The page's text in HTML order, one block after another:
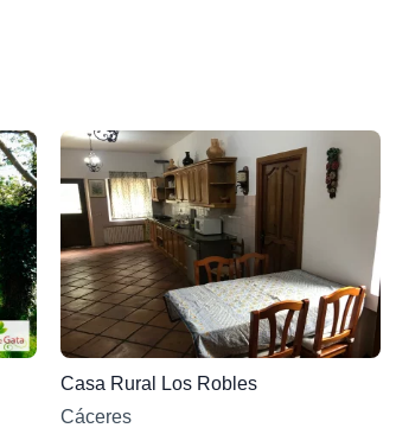
Casa Rural Los Robles
Cáceres